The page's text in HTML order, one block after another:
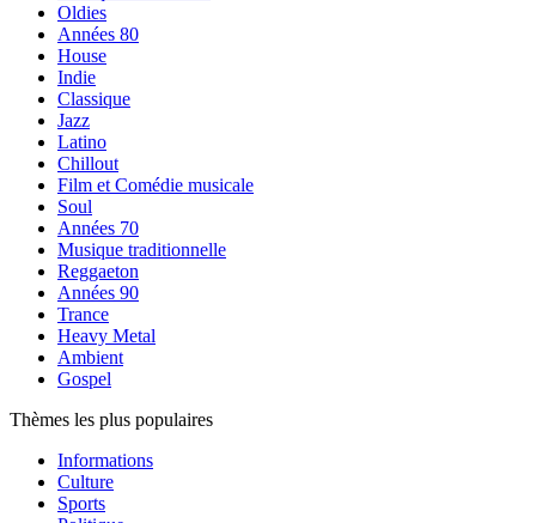
Oldies
Années 80
House
Indie
Classique
Jazz
Latino
Chillout
Film et Comédie musicale
Soul
Années 70
Musique traditionnelle
Reggaeton
Années 90
Trance
Heavy Metal
Ambient
Gospel
Thèmes les plus populaires
Informations
Culture
Sports